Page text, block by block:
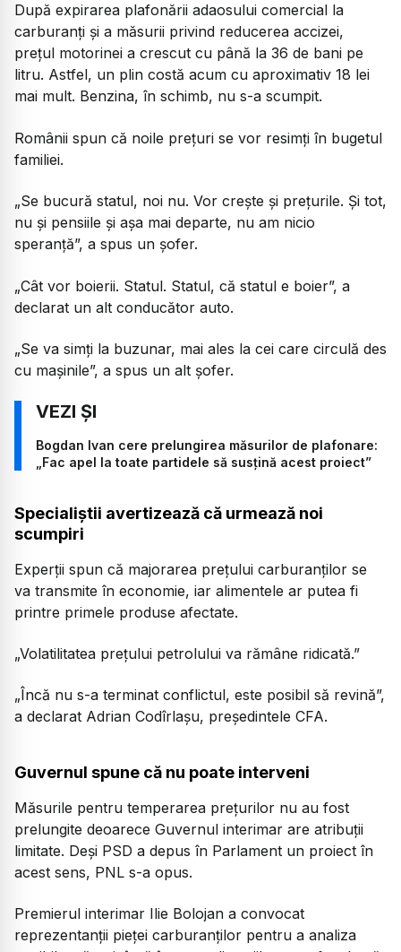
După expirarea plafonării adaosului comercial la
carburanți și a măsurii privind reducerea accizei,
prețul motorinei a crescut cu până la 36 de bani pe
litru. Astfel, un plin costă acum cu aproximativ 18 lei
mai mult. Benzina, în schimb, nu s-a scumpit.
Românii spun că noile prețuri se vor resimți în bugetul
familiei.
„Se bucură statul, noi nu. Vor crește și prețurile. Și tot,
nu și pensiile și așa mai departe, nu am nicio
speranță”, a spus un șofer.
„Cât vor boierii. Statul. Statul, că statul e boier”, a
declarat un alt conducător auto.
„Se va simți la buzunar, mai ales la cei care circulă des
cu mașinile”, a spus un alt șofer.
Bogdan Ivan cere prelungirea măsurilor de plafonare:
„Fac apel la toate partidele să susțină acest proiect”
Specialiștii avertizează că urmează noi
scumpiri
Experții spun că majorarea prețului carburanților se
va transmite în economie, iar alimentele ar putea fi
printre primele produse afectate.
„Volatilitatea prețului petrolului va rămâne ridicată.”
„Încă nu s-a terminat conflictul, este posibil să revină”,
a declarat Adrian Codîrlașu, președintele CFA.
Guvernul spune că nu poate interveni
Măsurile pentru temperarea prețurilor nu au fost
prelungite deoarece Guvernul interimar are atribuții
limitate. Deși PSD a depus în Parlament un proiect în
acest sens, PNL s-a opus.
Premierul interimar Ilie Bolojan a convocat
reprezentanții pieței carburanților pentru a analiza